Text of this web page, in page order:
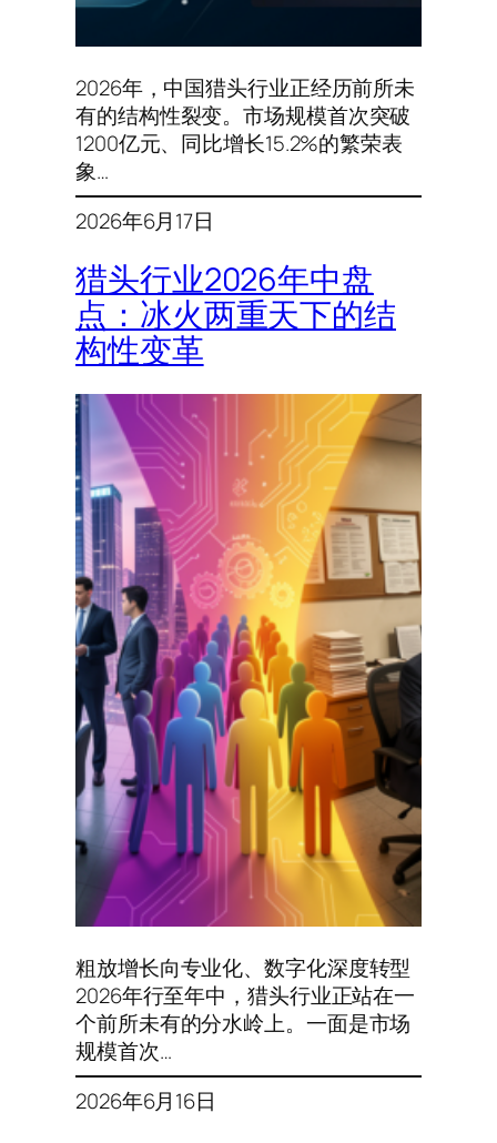
2026年，中国猎头行业正经历前所未
有的结构性裂变。市场规模首次突破
1200亿元、同比增长15.2%的繁荣表
象…
2026年6月17日
猎头行业2026年中盘
点：冰火两重天下的结
构性变革
粗放增长向专业化、数字化深度转型
2026年行至年中，猎头行业正站在一
个前所未有的分水岭上。一面是市场
规模首次…
2026年6月16日